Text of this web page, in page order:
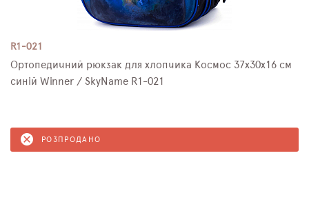
R1-021
Ортопедичний рюкзак для хлопчика Космос 37х30х16 см
синій Winner / SkyName R1-021
РОЗПРОДАНО